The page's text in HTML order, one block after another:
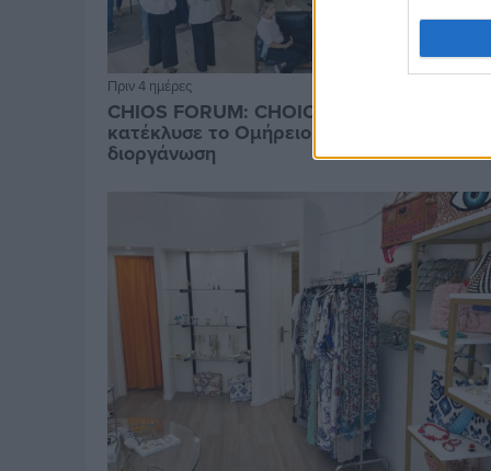
Πριν 4 ημέρες
CHIOS FORUM: CHOICES- Πλήθος κόσμου
κατέκλυσε το Ομήρειο για την μεγάλη
διοργάνωση